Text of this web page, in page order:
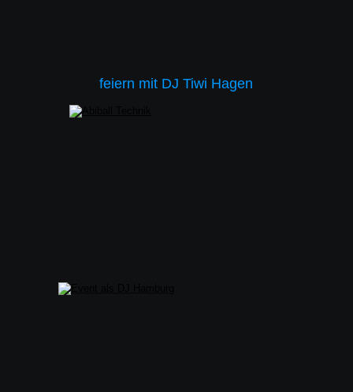
feiern mit DJ Tiwi Hagen